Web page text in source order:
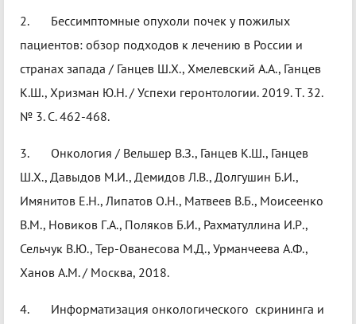
2. Бессимптомные опухоли почек у пожилых
пациентов: обзор подходов к лечению в России и
странах запада / Ганцев Ш.Х., Хмелевский А.А., Ганцев
К.Ш., Хризман Ю.Н. / Успехи геронтологии. 2019. Т. 32.
№ 3. С. 462-468.
3. Онкология / Вельшер В.З., Ганцев К.Ш., Ганцев
Ш.Х., Давыдов М.И., Демидов Л.В., Долгушин Б.И.,
Имянитов Е.Н., Липатов О.Н., Матвеев В.Б., Моисеенко
В.М., Новиков Г.А., Поляков Б.И., Рахматуллина И.Р.,
Сельчук В.Ю., Тер-Ованесова М.Д., Урманчеева А.Ф.,
Ханов А.М. / Москва, 2018.
4. Информатизация онкологического скрининга и